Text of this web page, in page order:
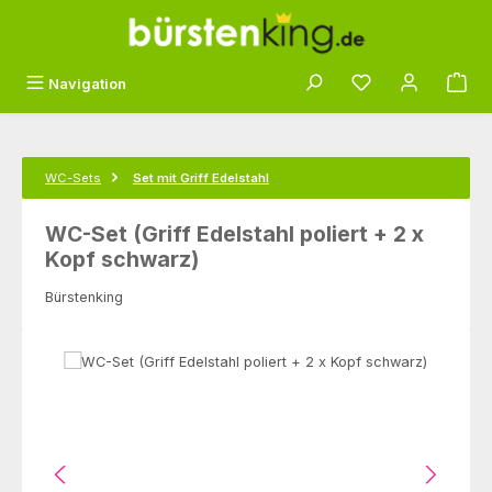
Zum Hauptinhalt springen
Navigation Du hast 0
WC-Sets Set mit Griff Edelstahl
WC-Set (Griff Edelstahl poliert + 2 x
Kopf schwarz)
Bürstenking
Bildergalerie überspringen